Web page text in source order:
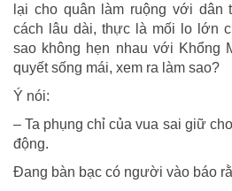
lại cho quân làm ruộng với dân
cách lâu dài, thực là mối lo lớn
sao không hẹn nhau với Khổng
quyết sống mái, xem ra làm sao?
Ý nói:
– Ta phụng chỉ của vua sai giữ
động.
Đang bàn bạc có người vào báo